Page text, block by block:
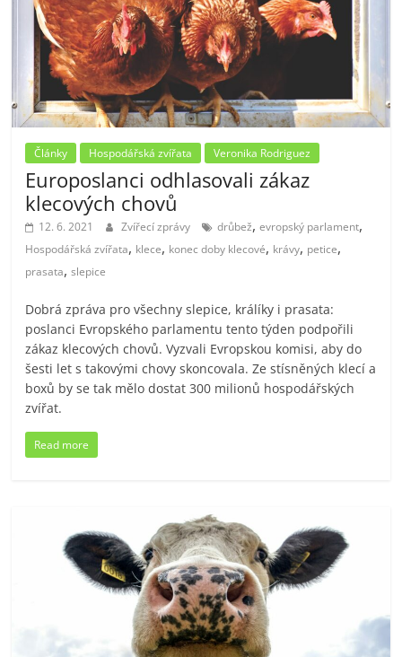
Články Hospodářská zvířata Veronika Rodriguez
Europoslanci odhlasovali zákaz
klecových chovů
12. 6. 2021 Zvířecí zprávy drůbež,evropský parlament,
Hospodářská zvířata, klece, konec doby klecové, krávy, petice,
prasata,slepice
Dobrá zpráva pro všechny slepice, králíky i prasata:
poslanci Evropského parlamentu tento týden podpořili
zákaz klecových chovů. Vyzvali Evropskou komisi, aby do
šesti let s takovými chovy skoncovala. Ze stísněných klecí a
boxů by se tak mělo dostat 300 milionů hospodářských
zvířat.
Read more